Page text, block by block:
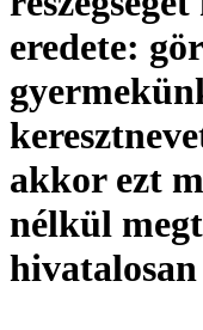
eredete:
akkor ezt
nélkül
hivatalosan